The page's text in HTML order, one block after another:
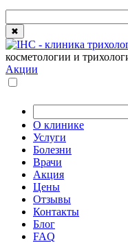
✖
косметологии и
Акции
О клинике
Услуги
Болезни
Врачи
Акция
Цены
Отзывы
Контакты
Блог
FAQ